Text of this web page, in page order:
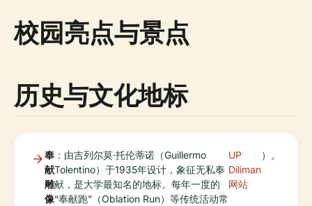
校园亮点与景点
历史与文化地标
奉
献
雕
像
：由吉列尔莫·托伦蒂诺（Guillermo
Tolentino）于1935年设计，象征无私奉
献，是大学最知名的地标。每年一度的
“奉献跑”（Oblation Run）等传统活动常
UP
Diliman
网站
）。